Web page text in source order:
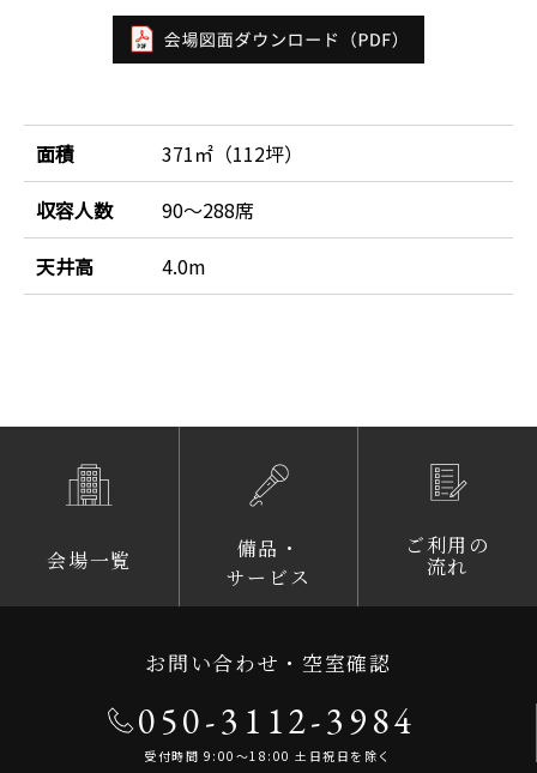
面積
371㎡（112坪）
収容人数
90～288席
天井高
4.0m
会場一覧
備品・
サービス
ご利用の
流れ
お問い合わせ・空室確認
050-3112-3984
受付時間 9:00～18:00 土日祝日を除く